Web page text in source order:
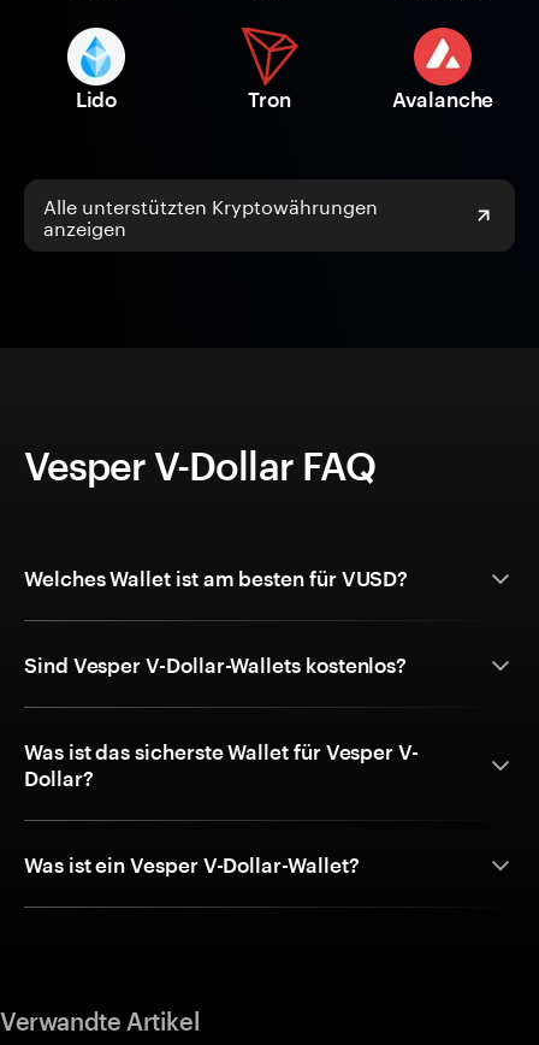
Lido Tron Avalanche
Alle unterstützten Kryptowährungen
anzeigen
Vesper V-Dollar FAQ
Welches Wallet ist am besten für VUSD?
Sind Vesper V-Dollar-Wallets kostenlos?
Was ist das sicherste Wallet für Vesper V-
Dollar?
Was ist ein Vesper V-Dollar-Wallet?
Verwandte Artikel